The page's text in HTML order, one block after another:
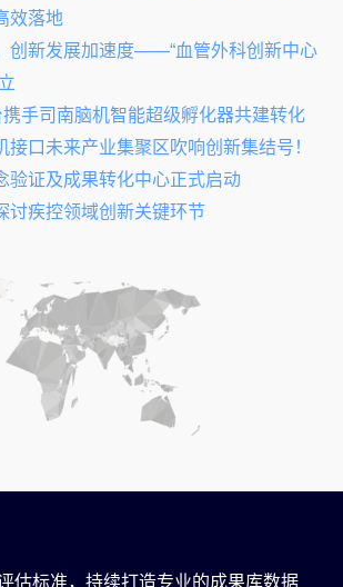
效落地
创新发展加速度——“血管外科创新中心
携手司南脑机智能超级孵化器共建转化
口未来产业集聚区吹响创新集结号！
验证及成果转化中心正式启动
讨疾控领域创新关键环节
估标准，持续打造专业的成果库数据